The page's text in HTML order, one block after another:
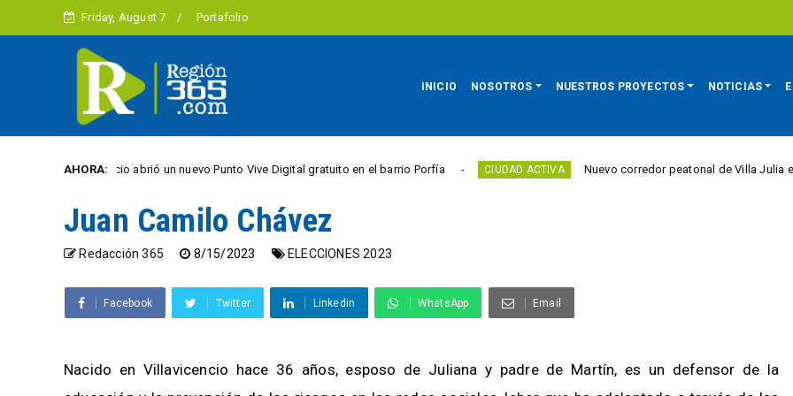
Friday, August 7 Portafolio
INICIO NOSOTROS NUESTROS PROYECTOS NOTICIAS
AHORA:
abrió un nuevo Punto Vive Digital gratuito en el barrio Porfía CIUDAD ACTIVA Nuevo corredor peatonal de Villa Julia elimina
Juan Camilo Chávez
Redacción 365 8/15/2023 ELECCIONES 2023
Facebook Twitter Linkedin WhatsApp Email
Nacido en Villavicencio hace 36 años, esposo de Juliana y padre de Martín, es un defensor de la